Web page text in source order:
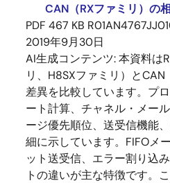
CAN（RXファミリ）の
PDF 467 KB
2019年9月30日
AI生成コンテンツ:本資料は
リ、H8SXファミリ）と
差異を比較しています。プ
ート計算、チャネル・メー
ージ優先順位、送受信機能
細に示しています。FIFOメ
ット送受信、エラー割り込
トの違いが主な特徴です。